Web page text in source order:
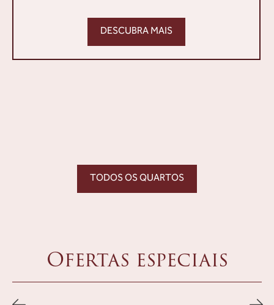
DESCUBRA MAIS
TODOS OS QUARTOS
Ofertas especiais